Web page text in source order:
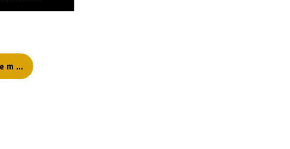
Contact opnemen